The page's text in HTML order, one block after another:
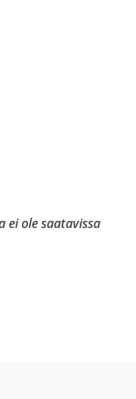
ei ole saatavissa